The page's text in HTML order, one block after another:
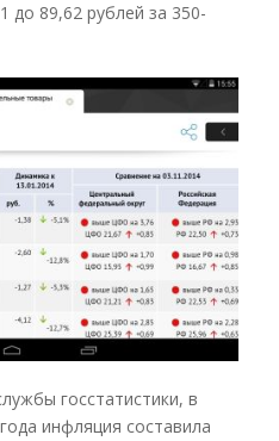
до 89,62 рублей за 350-
госстатистики, в
инфляция составила